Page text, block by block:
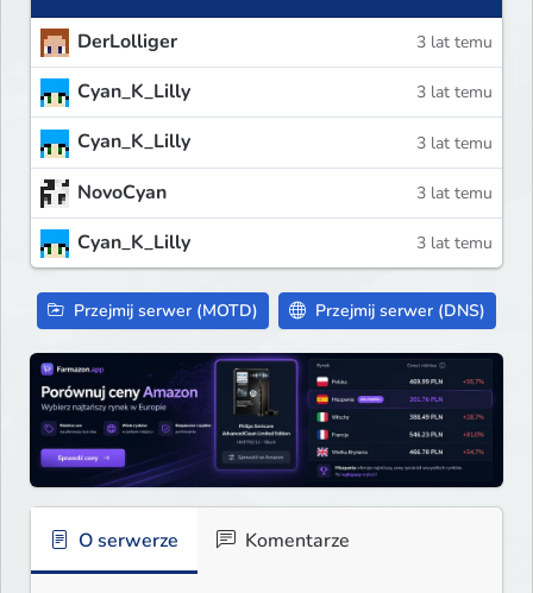
DerLolliger 3 lat temu
Cyan_K_Lilly 3 lat temu
Cyan_K_Lilly 3 lat temu
NovoCyan 3 lat temu
Cyan_K_Lilly 3 lat temu
Przejmij serwer (MOTD) Przejmij serwer (DNS)
O serwerze Komentarze